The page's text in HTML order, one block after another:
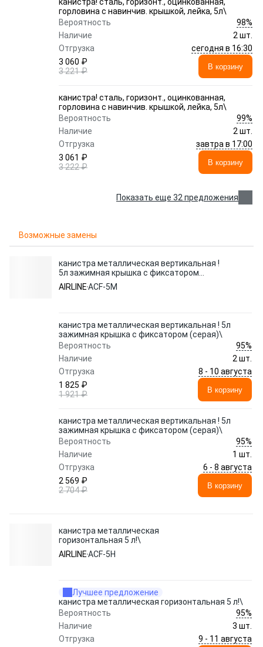
горловина с навинчив. крышкой, лейка, 5л\
Вероятность
98%
Наличие
2 шт.
Отгрузка
сегодня в 16:30
3 060 ₽
3 221 ₽
В корзину
канистра! сталь, горизонт., оцинкованная,
горловина с навинчив. крышкой, лейка, 5л\
Вероятность
99%
Наличие
2 шт.
Отгрузка
завтра в 17:00
3 061 ₽
3 222 ₽
В корзину
Показать еще 32 предложения
Возможные замены
канистра металлическая вертикальная !
5л зажимная крышка с фиксатором
(серая)\
AIRLINEACF-5M
канистра металлическая вертикальная ! 5л
зажимная крышка с фиксатором (серая)\
Вероятность
95%
Наличие
2 шт.
Отгрузка
8 - 10 августа
1 825 ₽
1 921 ₽
В корзину
канистра металлическая вертикальная ! 5л
зажимная крышка с фиксатором (серая)\
Вероятность
95%
Наличие
1 шт.
Отгрузка
6 - 8 августа
2 569 ₽
2 704 ₽
В корзину
канистра металлическая
горизонтальная 5 л!\
AIRLINEACF-5H
Лучшее предложение
канистра металлическая горизонтальная 5 л!\
Вероятность
95%
Наличие
3 шт.
Отгрузка
9 - 11 августа